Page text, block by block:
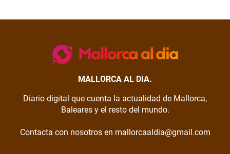
MALLORCA AL DIA.
Diario digital que cuenta la actualidad de Mallorca,
Baleares y el resto del mundo.
Contacta con nosotros en mallorcaaldia@gmail.com